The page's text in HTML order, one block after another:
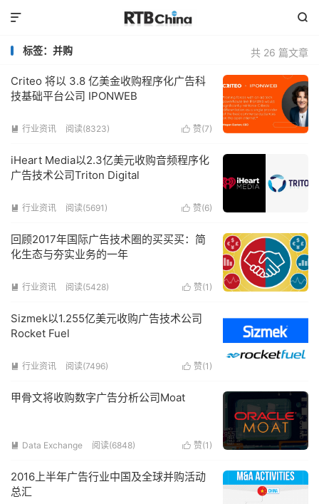


共 26 篇文章
标签：并购
Criteo 将以 3.8 亿美金收购程序化广告科
技基础平台公司 IPONWEB
 赞(7)
 行业资讯 阅读(8323)
iHeart Media以2.3亿美元收购音频程序化
广告技术公司Triton Digital
 赞(6)
 行业资讯 阅读(5691)
回顾2017年国际广告技术圈的买买买：简
化生态与夯实业务的一年
 赞(1 )
 行业资讯 阅读(5428)
Sizmek以1.255亿美元收购广告技术公司
Rocket Fuel
 赞(1 )
 行业资讯 阅读(7496)
甲骨文将收购数字广告分析公司Moat
 赞(1 )
 Data Exchange 阅读(6848)
2016上半年广告行业中国及全球并购活动
总汇